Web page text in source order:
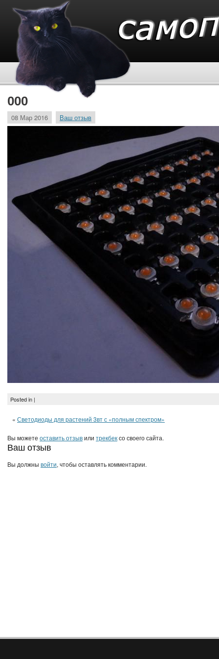
000
08 Мар 2016 Ваш отзыв
Posted in |
« Светодиоды для растений 3вт с «полным спектром»
Вы можете оставить отзывили трекбексо своего сайта.
Ваш отзыв
Вы должны войти, чтобы оставлять комментарии.